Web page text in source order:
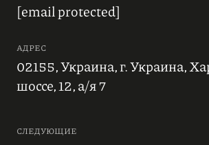
[email protected]
АДРЕС
02155, Украина, г. Украина,
шоссе, 12, а/я 7
СЛЕДУЮЩИЕ